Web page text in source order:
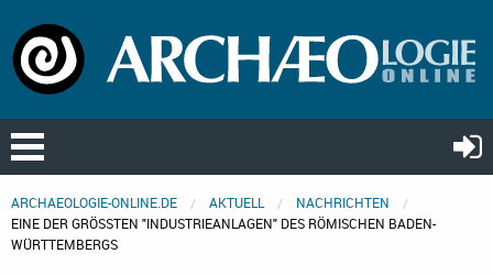
ARCHAEOLOGIE-ONLINE.DE AKTUELL
NACHRICHTEN
EINE DER GRÖSSTEN "INDUSTRIEANLAGEN" DES RÖMISCHEN BADEN-W
ÜRTTEMBERGS